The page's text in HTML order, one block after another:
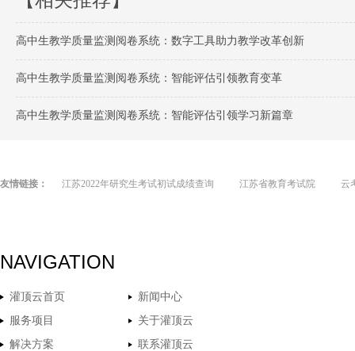
高中生教学质量监测阅卷系统：数字工具助力教学改革创新
高中生教学质量监测阅卷系统：智能评估引领教育变革
高中生教学质量监测阅卷系统：智能评估引领学习新篇章
友情链接： 江苏2022年研究生考试初试成绩查询 江苏省教育考试院 云
NAVIGATION
灌顶云首页
新闻中心
服务项目
关于灌顶云
解决方案
联系灌顶云